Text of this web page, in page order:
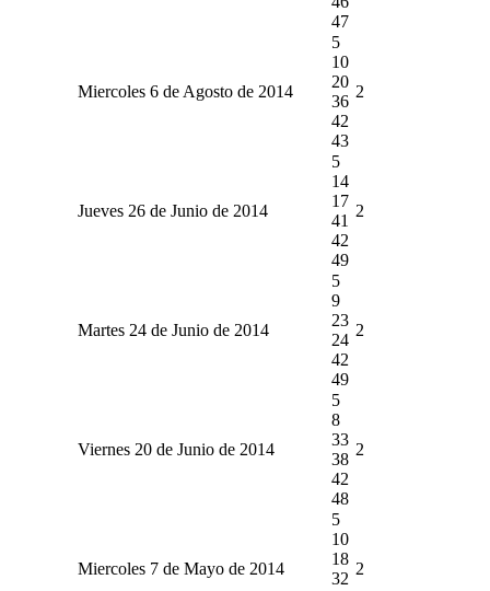
47
Miercoles 6 de Agosto de 2014
5
10
20
36
42
43
2
Jueves 26 de Junio de 2014
5
14
17
41
42
49
2
Martes 24 de Junio de 2014
5
9
23
24
42
49
2
Viernes 20 de Junio de 2014
5
8
33
38
42
48
2
Miercoles 7 de Mayo de 2014
5
10
18
32
2